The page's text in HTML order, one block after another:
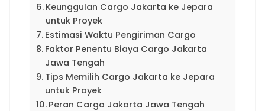
Keunggulan Cargo Jakarta ke Jepara
untuk Proyek
Estimasi Waktu Pengiriman Cargo
Faktor Penentu Biaya Cargo Jakarta
Jawa Tengah
Tips Memilih Cargo Jakarta ke Jepara
untuk Proyek
Peran Cargo Jakarta Jawa Tengah